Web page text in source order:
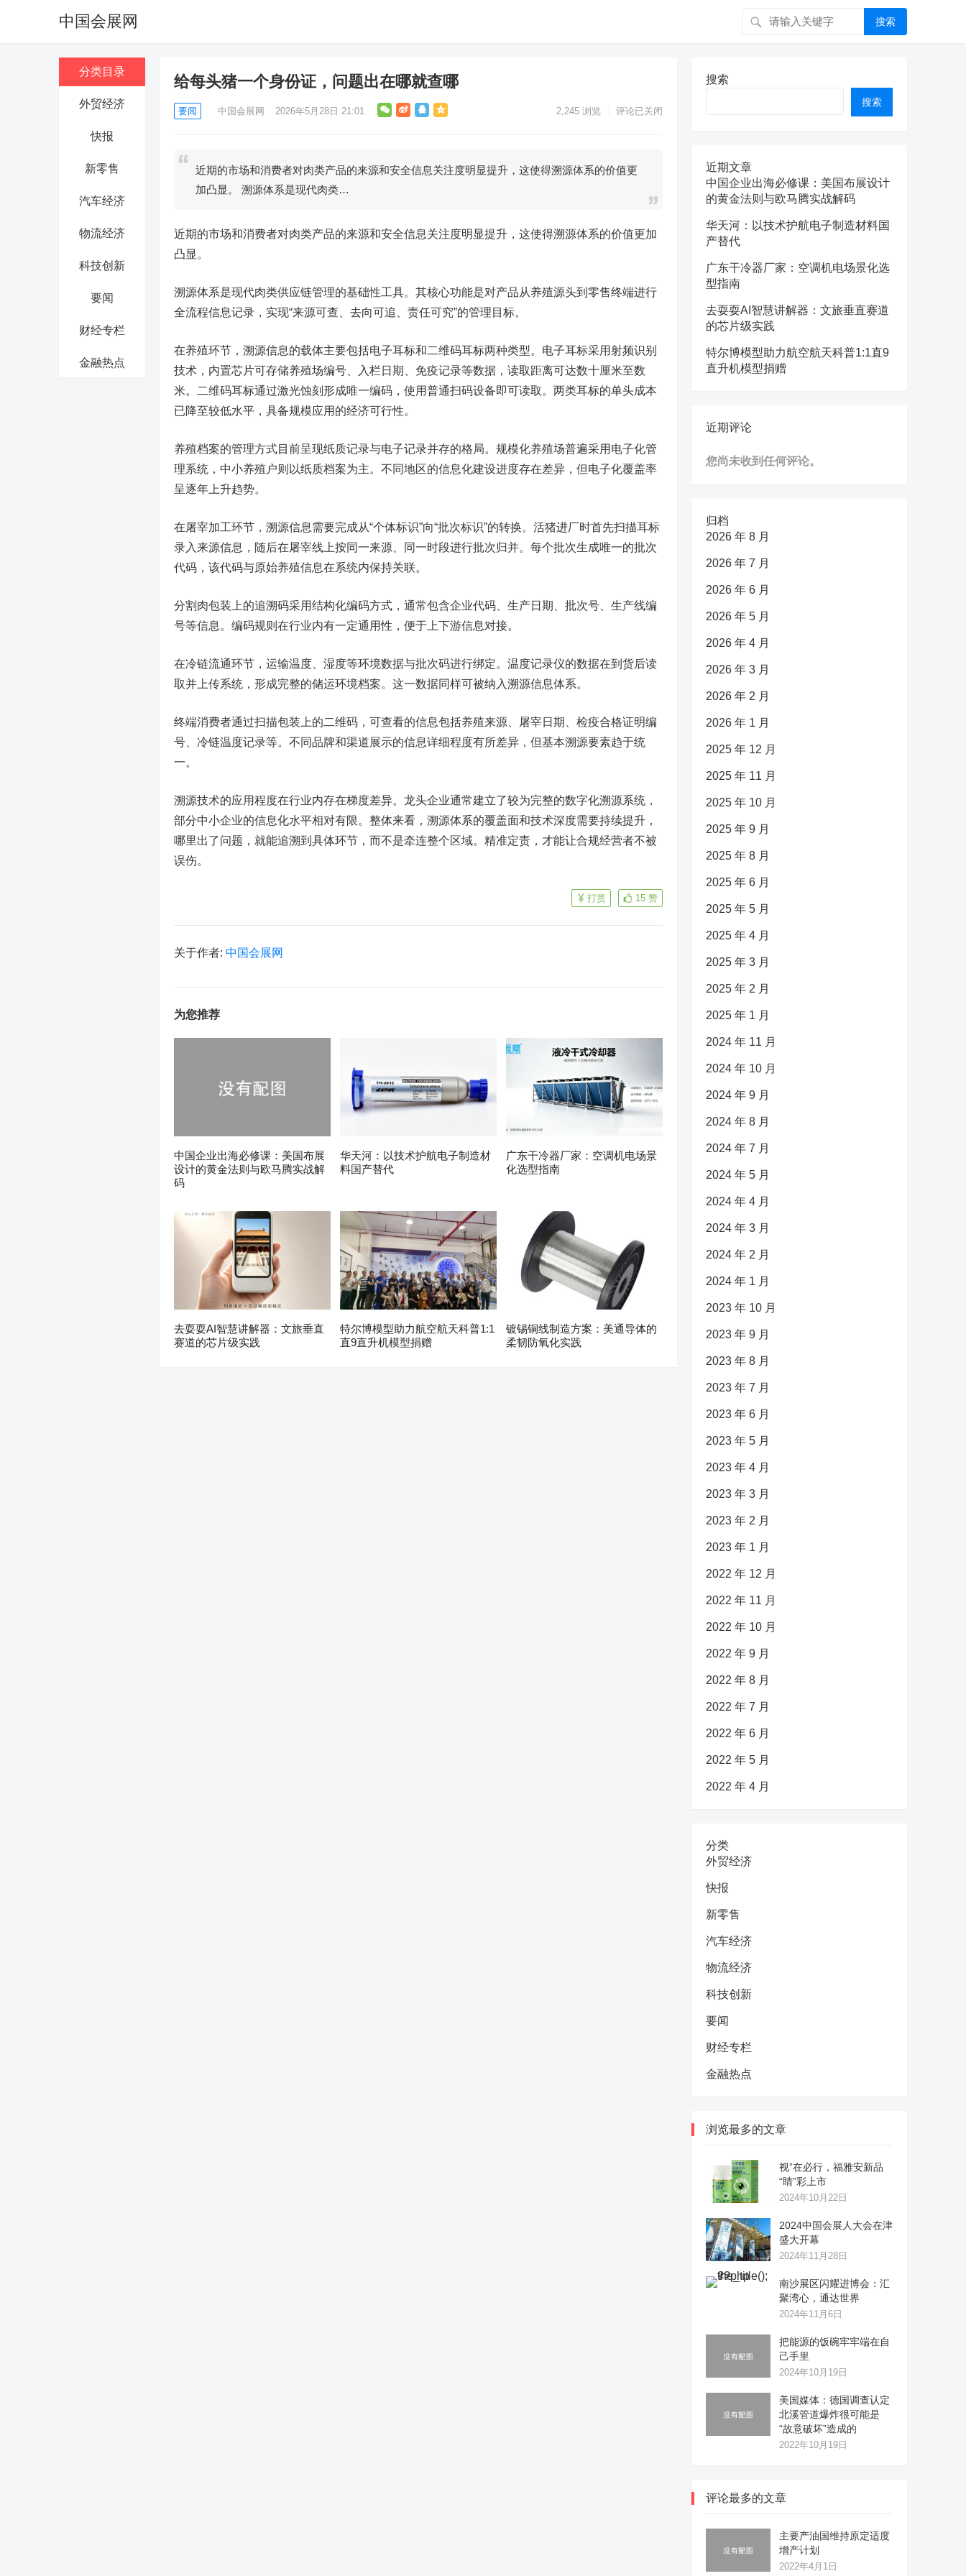
中国会展网 搜索
分类目录
外贸经济
快报
新零售
汽车经济
物流经济
科技创新
要闻
财经专栏
金融热点
给每头猪一个身份证，问题出在哪就查哪
要闻 中国会展网 2026年5月28日 21:01 2,245 浏览 评论已关闭
近期的市场和消费者对肉类产品的来源和安全信息关注度明显提升，这使得溯源体系的价值更
加凸显。 溯源体系是现代肉类…
近期的市场和消费者对肉类产品的来源和安全信息关注度明显提升，这使得溯源体系的价值更加
凸显。
溯源体系是现代肉类供应链管理的基础性工具。其核心功能是对产品从养殖源头到零售终端进行
全流程信息记录，实现“来源可查、去向可追、责任可究”的管理目标。
在养殖环节，溯源信息的载体主要包括电子耳标和二维码耳标两种类型。电子耳标采用射频识别
技术，内置芯片可存储养殖场编号、入栏日期、免疫记录等数据，读取距离可达数十厘米至数
米。二维码耳标通过激光蚀刻形成唯一编码，使用普通扫码设备即可读取。两类耳标的单头成本
已降至较低水平，具备规模应用的经济可行性。
养殖档案的管理方式目前呈现纸质记录与电子记录并存的格局。规模化养殖场普遍采用电子化管
理系统，中小养殖户则以纸质档案为主。不同地区的信息化建设进度存在差异，但电子化覆盖率
呈逐年上升趋势。
在屠宰加工环节，溯源信息需要完成从“个体标识”向“批次标识”的转换。活猪进厂时首先扫描耳标
录入来源信息，随后在屠宰线上按同一来源、同一时段进行批次归并。每个批次生成唯一的批次
代码，该代码与原始养殖信息在系统内保持关联。
分割肉包装上的追溯码采用结构化编码方式，通常包含企业代码、生产日期、批次号、生产线编
号等信息。编码规则在行业内有一定通用性，便于上下游信息对接。
在冷链流通环节，运输温度、湿度等环境数据与批次码进行绑定。温度记录仪的数据在到货后读
取并上传系统，形成完整的储运环境档案。这一数据同样可被纳入溯源信息体系。
终端消费者通过扫描包装上的二维码，可查看的信息包括养殖来源、屠宰日期、检疫合格证明编
号、冷链温度记录等。不同品牌和渠道展示的信息详细程度有所差异，但基本溯源要素趋于统
一。
溯源技术的应用程度在行业内存在梯度差异。龙头企业通常建立了较为完整的数字化溯源系统，
部分中小企业的信息化水平相对有限。整体来看，溯源体系的覆盖面和技术深度需要持续提升，
哪里出了问题，就能追溯到具体环节，而不是牵连整个区域。精准定责，才能让合规经营者不被
误伤。
15 赞
打赏
关于作者: 中国会展网
为您推荐
中国企业出海必修课：美国布展
设计的黄金法则与欧马腾实战解
码
华天河：以技术护航电子制造材
料国产替代
广东干冷器厂家：空调机电场景
化选型指南
去耍耍AI智慧讲解器：文旅垂直
赛道的芯片级实践
特尔博模型助力航空航天科普1:1
直9直升机模型捐赠
镀锡铜线制造方案：美通导体的
柔韧防氧化实践
搜索
搜索
近期文章
中国企业出海必修课：美国布展设计
的黄金法则与欧马腾实战解码
华天河：以技术护航电子制造材料国
产替代
广东干冷器厂家：空调机电场景化选
型指南
去耍耍AI智慧讲解器：文旅垂直赛道
的芯片级实践
特尔博模型助力航空航天科普1:1直9
直升机模型捐赠
近期评论
您尚未收到任何评论。
归档
2026 年 8 月
2026 年 7 月
2026 年 6 月
2026 年 5 月
2026 年 4 月
2026 年 3 月
2026 年 2 月
2026 年 1 月
2025 年 12 月
2025 年 11 月
2025 年 10 月
2025 年 9 月
2025 年 8 月
2025 年 6 月
2025 年 5 月
2025 年 4 月
2025 年 3 月
2025 年 2 月
2025 年 1 月
2024 年 11 月
2024 年 10 月
2024 年 9 月
2024 年 8 月
2024 年 7 月
2024 年 5 月
2024 年 4 月
2024 年 3 月
2024 年 2 月
2024 年 1 月
2023 年 10 月
2023 年 9 月
2023 年 8 月
2023 年 7 月
2023 年 6 月
2023 年 5 月
2023 年 4 月
2023 年 3 月
2023 年 2 月
2023 年 1 月
2022 年 12 月
2022 年 11 月
2022 年 10 月
2022 年 9 月
2022 年 8 月
2022 年 7 月
2022 年 6 月
2022 年 5 月
2022 年 4 月
分类
外贸经济
快报
新零售
汽车经济
物流经济
科技创新
要闻
财经专栏
金融热点
浏览最多的文章
视”在必行，福雅安新品
“睛”彩上市
2024年10月22日
2024中国会展人大会在津
盛大开幕
2024年11月28日
南沙展区闪耀进博会：汇
聚湾心，通达世界
2024年11月6日
把能源的饭碗牢牢端在自
己手里
2024年10月19日
美国媒体：德国调查认定
北溪管道爆炸很可能是
“故意破坏”造成的
2022年10月19日
评论最多的文章
主要产油国维持原定适度
增产计划
2022年4月1日